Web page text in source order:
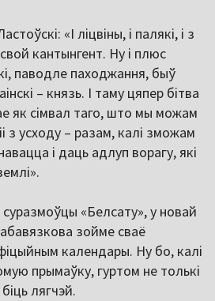
«І ліцвіны, і палякі, і з
кантынгент. Ну і плюс
паводле паходжання, быў
– князь. І таму цяпер бітва
як сімвал таго, што мы можам
з усходу – разам, калі зможам
і даць адлуп ворагу, які
«Белсату», у новай
зойме сваё
календары. Ну бо, калі
прымаўку, гуртом не толькі
лягчэй.